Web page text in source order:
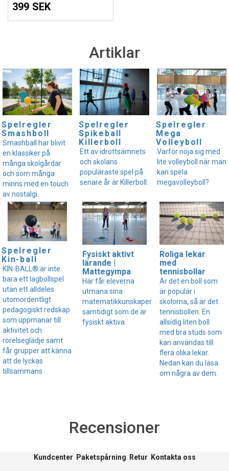
399 SEK
Artiklar
Spelregler
Smashboll
Smashball har blivit
en klassiker på
många skolgårdar
och som många
minns med en touch
av nostalgi.
Spelregler
Spikeball
Killerboll
Ett av idrottsämnets
och skolans
populäraste spel på
senare år är Killerboll.
Spelregler
Mega
Volleyboll
Varför nöja sig med
lite volleyboll när man
kan spela
megavolleyboll?
Spelregler
Kin-ball
KIN-BALL® är inte
bara ett lagbollspel
utan ett alldeles
utomordentligt
pedagogiskt redskap
som uppmanar till
aktivitet och
rörelseglädje samt
får grupper att känna
att de lyckas
tillsammans
Fysiskt aktivt
lärande |
Mattegympa
Här får eleverna
utmana sina
matematikkunskaper
samtidigt som de är
fysiskt aktiva.
Roliga lekar
med
tennisbollar
Är det en boll som
är populär i
skolorna, så är det
tennisbollen. En
allsidig liten boll
med bra studs som
kan användas till
flera olika lekar.
Nedan kan du läsa
om några av dem.
Recensioner
Kundcenter Paketspårning Retur Kontakta oss